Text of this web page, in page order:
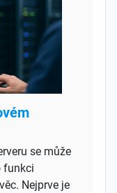
se může
funkci
Nejprve je